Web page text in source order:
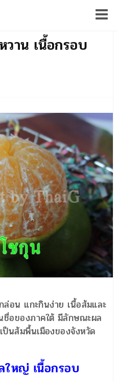
วาน เนื้อกรอบ
ล่อน แกะกินง่าย เนื้อส้มและ
ชื่อของภาคใต้ มีลักษณะผล
ป็นส้มพื้นเมืองของจังหวัด
ใหญ่ เนื้อกรอบ